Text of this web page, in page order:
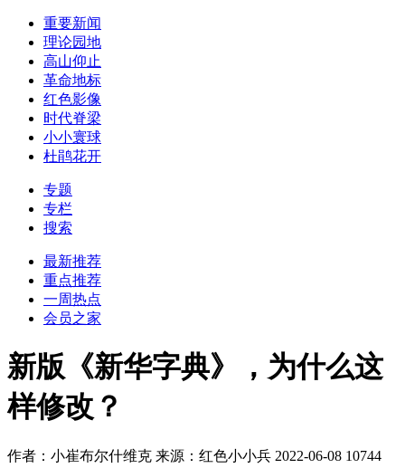
重要新闻
理论园地
高山仰止
革命地标
红色影像
时代脊梁
小小寰球
杜鹃花开
专题
专栏
搜索
最新推荐
重点推荐
一周热点
会员之家
新版《新华字典》，为什么这
样修改？
作者： 小崔布尔什维克 来源：红色小小兵 2022-06-08 10744